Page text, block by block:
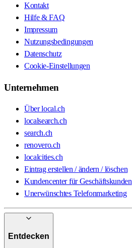
Kontakt
Hilfe & FAQ
Impressum
Nutzungsbedingungen
Datenschutz
Cookie-Einstellungen
Unternehmen
Über local.ch
localsearch.ch
search.ch
renovero.ch
localcities.ch
Eintrag erstellen / ändern / löschen
Kundencenter für Geschäftskunden
Unerwünschtes Telefonmarketing
Entdecken